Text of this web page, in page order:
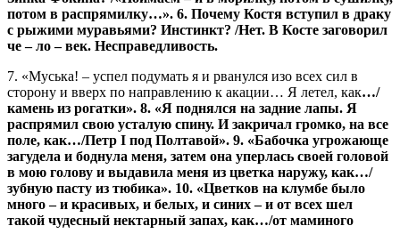
потом в распрямилку…». 6. Почему Костя вступил в драку
с рыжими муравьями? Инстинкт? /Нет. В Косте заговорил
че – ло – век. Несправедливость.
7. «Муська! – успел подумать я и рванулся изо всех сил в
сторону и вверх по направлению к акации… Я летел, как…/
камень из рогатки». 8. «Я поднялся на задние лапы. Я
распрямил свою усталую спину. И закричал громко, на все
поле, как…/Петр I под Полтавой». 9. «Бабочка угрожающе
загудела и боднула меня, затем она уперлась своей головой
в мою голову и выдавила меня из цветка наружу, как…/
зубную пасту из тюбика». 10. «Цветков на клумбе было
много – и красивых, и белых, и синих – и от всех шел
такой чудесный нектарный запах, как…/от маминого